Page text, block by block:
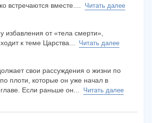
встречаются вместе.... Читать далее
избавления от «тела смерти»,
к теме Царства... Читать далее
свои рассуждения о жизни по
плоти, которые он уже начал в
Если раньше он... Читать далее